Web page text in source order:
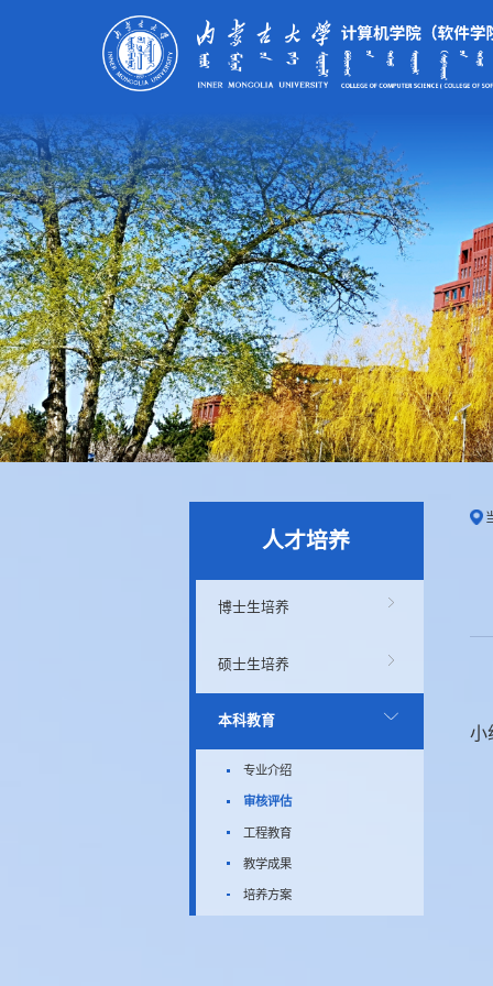
人才培养
博士生培养
硕士生培养
本科教育
专业介绍
审核评估
工程教育
教学成果
培养方案
小